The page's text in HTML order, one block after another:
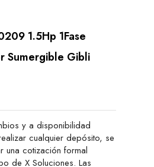
1.5Hp 1Fase
Sumergible Gibli
y a disponibilidad
cualquier depósito, se
una cotización formal
de X Soluciones. Las